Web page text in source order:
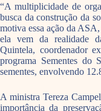
“A multiplicidade de
busca da construção da
motiva essa ação da
ela vem da realidade
Quintela, coordenador
programa Sementes do
sementes, envolvendo
A ministra Tereza
importância da